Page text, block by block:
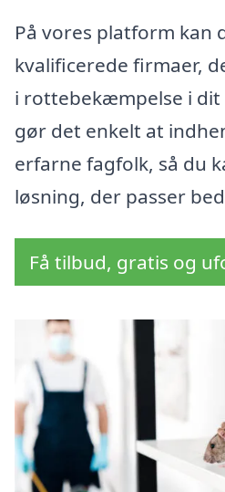
På vores platform kan
kvalificerede firmaer,
i rottebekæmpelse i dit
gør det enkelt at
erfarne fagfolk, så du
løsning, der passer
Få tilbud, gratis og